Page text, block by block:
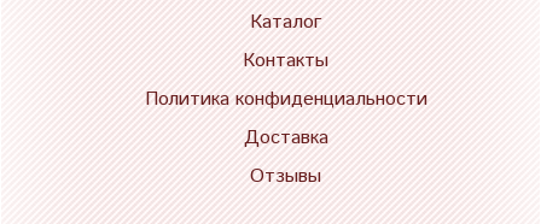
Каталог
Контакты
Политика конфиденциальности
Доставка
Отзывы